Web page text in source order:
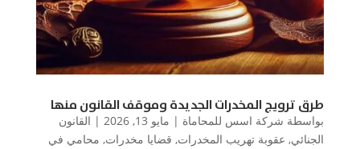
طرق ترويج المخدرات الجديدة وموقف القانون منها
بواسطة شركة اسس للمحاماة | مايو 13, 2026 | القانون
الجنائي, عقوبة تهريب المخدرات, قضايا مخدرات, محامي في